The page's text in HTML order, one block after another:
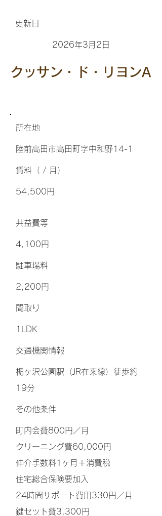
更新日
2026年3月2日
クッサン・ド・リヨンA
所在地
陸前高田市高田町字中和野14-1
​賃料（ / 月）
54,500円
​共益費等
4,100円
​駐車場料
2,200円
間取り
1LDK
交通機関情報
栃ヶ沢公園駅（JR在来線）徒歩約
19分
その他条件
町内会費800円／月
クリーニング費60,000円
仲介手数料1ヶ月＋消費税
住宅総合保険要加入
24時間サポート費用330円／月
鍵セット費3,300円